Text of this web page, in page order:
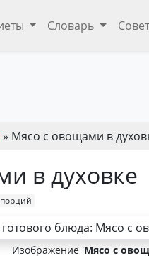
Словарь
» Мясо с овощами в
в духовке
Изображение 'Мясо с